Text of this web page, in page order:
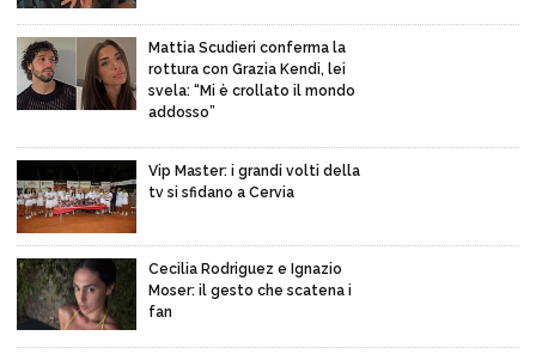
Mattia Scudieri conferma la
rottura con Grazia Kendi, lei
svela: “Mi è crollato il mondo
addosso”
Vip Master: i grandi volti della
tv si sfidano a Cervia
Cecilia Rodriguez e Ignazio
Moser: il gesto che scatena i
fan